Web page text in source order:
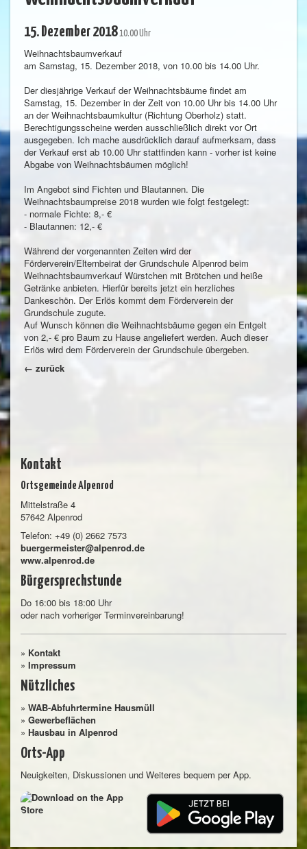
15. Dezember 201810.00 Uhr
Weihnachtsbaumverkauf
am Samstag, 15. Dezember 2018, von 10.00 bis 14.00 Uhr.
Der diesjährige Verkauf der Weihnachtsbäume findet am
Samstag, 15. Dezember in der Zeit von 10.00 Uhr bis 14.00 Uhr
an der Weihnachtsbaumkultur (Richtung Oberholz) statt.
Berechtigungsscheine werden ausschließlich direkt vor Ort
ausgegeben. Ich mache ausdrücklich darauf aufmerksam, dass
der Verkauf erst ab 10.00 Uhr stattfinden kann - vorher ist keine
Abgabe von Weihnachtsbäumen möglich!
Im Angebot sind Fichten und Blautannen. Die
Weihnachtsbaumpreise 2018 wurden wie folgt festgelegt:
- normale Fichte: 8,- €
- Blautannen: 12,- €
Während der vorgenannten Zeiten wird der
Förderverein/Elternbeirat der Grundschule Alpenrod beim
Weihnachtsbaumverkauf Würstchen mit Brötchen und heiße
Getränke anbieten. Hierfür bereits jetzt ein herzliches
Dankeschön. Der Erlös kommt dem Förderverein der
Grundschule zugute.
Auf Wunsch können die Weihnachtsbäume gegen ein Entgelt
von 2,- € pro Baum zu Hause angeliefert werden. Auch dieser
Erlös wird dem Förderverein der Grundschule übergeben.
← zurück
Kontakt
Ortsgemeinde Alpenrod
Mittelstraße 4
57642 Alpenrod
Telefon: +49 (0) 2662 7573
buergermeister@alpenrod.de
www.alpenrod.de
Bürgersprechstunde
Do 16:00 bis 18:00 Uhr
oder nach vorheriger Terminvereinbarung!
» Kontakt
» Impressum
Nützliches
» WAB-Abfuhrtermine Hausmüll
» Gewerbeflächen
» Hausbau in Alpenrod
Orts-App
Neuigkeiten, Diskussionen und Weiteres bequem per App.